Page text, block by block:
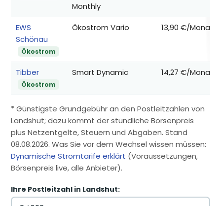
Monthly
EWS
Schönau
Ökostrom
Ökostrom Vario 13,90 €/Monat
Tibber
Ökostrom
Smart Dynamic 14,27 €/Monat
* Günstigste Grundgebühr an den Postleitzahlen von
Landshut; dazu kommt der stündliche Börsenpreis
plus Netzentgelte, Steuern und Abgaben. Stand
08.08.2026. Was Sie vor dem Wechsel wissen müssen:
Dynamische Stromtarife erklärt (Voraussetzungen,
Börsenpreis live, alle Anbieter).
Ihre Postleitzahl in Landshut: